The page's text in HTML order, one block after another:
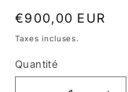
Prix
habituel
€900,00 EUR
Taxes incluses.
Quantité